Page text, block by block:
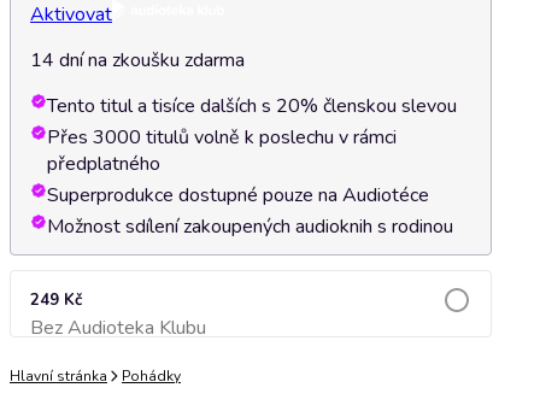
Aktivovat
14 dní na zkoušku zdarma
Tento titul a tisíce dalších s 20% členskou slevou
Přes 3000 titulů volně k poslechu v rámci
předplatného
Superprodukce dostupné pouze na Audiotéce
Možnost sdílení zakoupených audioknih s rodinou
249 Kč
Bez Audioteka KlubuPřidat do košíku
Hlavní stránka Pohádky